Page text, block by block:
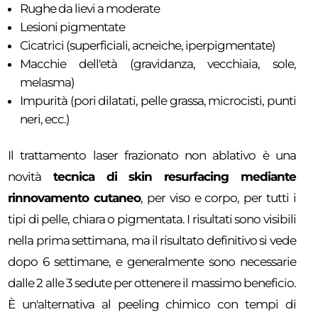
Rughe da lievi a moderate
Lesioni pigmentate
Cicatrici (superficiali, acneiche, iperpigmentate)
Macchie dell'età (gravidanza, vecchiaia, sole,
melasma)
Impurità (pori dilatati, pelle grassa, microcisti, punti
neri, ecc.)
Il trattamento laser frazionato non ablativo è una
novità tecnica di skin resurfacing mediante
rinnovamento cutaneo, per viso e corpo, per tutti i
tipi di pelle, chiara o pigmentata. I risultati sono visibili
nella prima settimana, ma il risultato definitivo si vede
dopo 6 settimane, e generalmente sono necessarie
dalle 2 alle 3 sedute per ottenere il massimo beneficio.
È un'alternativa al peeling chimico con tempi di